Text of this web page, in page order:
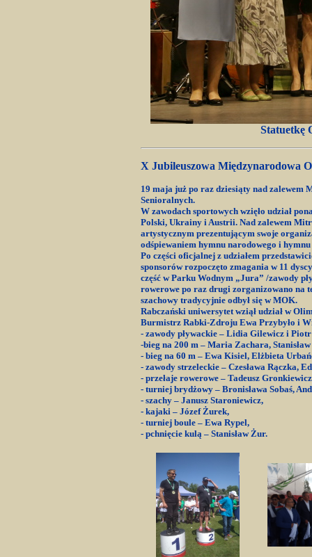
Statuetkę
X Jubileuszowa Międzynarodowa
19 maja już po raz dziesiąty nad zalewem
Senioralnych.
W zawodach sportowych wzięło udział
Polski, Ukrainy i Austrii. Nad zalewem
artystycznym prezentującym swoje
odśpiewaniem hymnu narodowego i
Po części oficjalnej z udziałem
sponsorów rozpoczęto zmagania w 11
część w Parku Wodnym „Jura” /zawody
rowerowe po raz drugi zorganizowano na
szachowy tradycyjnie odbył się w MOK.
Rabczański uniwersytet wziął udział w
Burmistrz Rabki-Zdroju Ewa Przybyło i
- zawody pływackie – Lidia Gilewicz i
-bieg na 200 m – Maria Zachara,
- bieg na 60 m – Ewa Kisiel, Elżbieta
- zawody strzeleckie – Czesława Rączka,
- przełaje rowerowe – Tadeusz
- turniej brydżowy – Bronisława Sobaś,
- szachy – Janusz Staroniewicz,
- kajaki – Józef Żurek,
- turniej boule – Ewa Rypel,
- pchnięcie kulą – Stanisław Żur.